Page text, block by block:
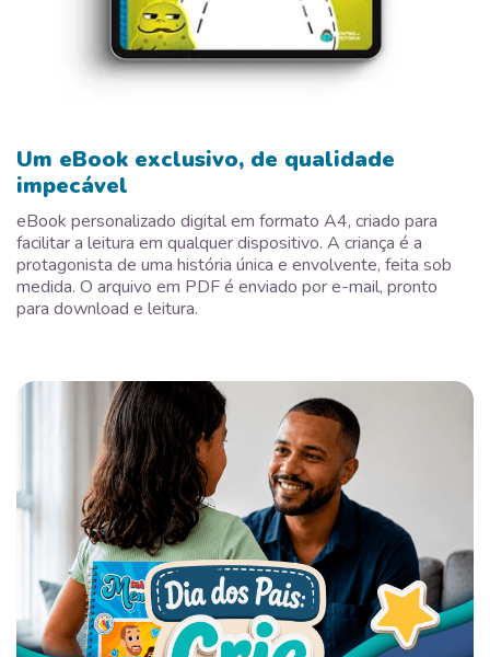
Um eBook exclusivo, de qualidade
impecável
eBook personalizado digital em formato A4, criado para
facilitar a leitura em qualquer dispositivo. A criança é a
protagonista de uma história única e envolvente, feita sob
medida. O arquivo em PDF é enviado por e-mail, pronto
para download e leitura.